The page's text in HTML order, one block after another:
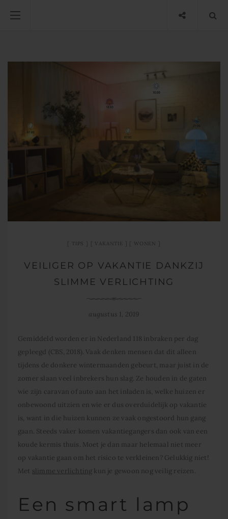
TIPS VAKANTIE WONEN
VEILIGER OP VAKANTIE DANKZIJ
SLIMME VERLICHTING
augustus 1, 2019
Gemiddeld worden er in Nederland 118 inbraken per dag
gepleegd (CBS, 2018). Vaak denken mensen dat dit alleen
tijdens de donkere wintermaanden gebeurt, maar juist in de
zomer slaan veel inbrekers hun slag. Ze houden in de gaten
wie zijn caravan of auto aan het inladen is, welke huizen er
onbewoond uitzien en wie er dus overduidelijk op vakantie
is, want in die huizen kunnen ze vaak ongestoord hun gang
gaan. Steeds vaker komen vakantiegangers dan ook van een
koude kermis thuis. Moet je dan maar helemaal niet meer
op vakantie gaan om het risico te verkleinen? Gelukkig niet!
Met slimme verlichting kun je gewoon nog veilig reizen.
Een smart lamp